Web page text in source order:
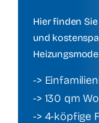
Hier finden
und
->
-> 130 qm
-> 4-köpfige